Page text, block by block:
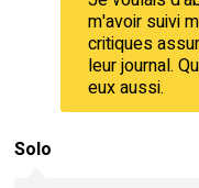
m'avoir suivi
critiques
leur journal.
eux aussi.
Solo